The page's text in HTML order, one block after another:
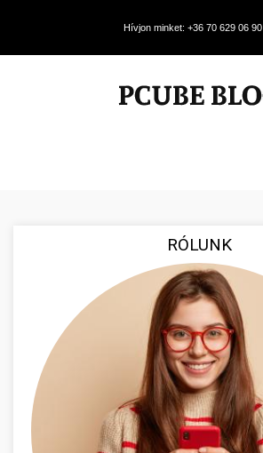
Hívjon minket: +36 70 629 06 90
RÓLUNK